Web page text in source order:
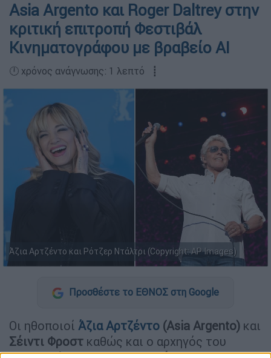
Asia Argento και Roger Daltrey στην
κριτική επιτροπή Φεστιβάλ
Κινηματογράφου με βραβείο AI
🕛 χρόνος ανάγνωσης: 1 λεπτό ┋
Άζια Αρτζέντο και Ρότζερ Ντάλτρι (Copyright: AP Images)
Προσθέστε το ΕΘΝΟΣ στη Google
Οι ηθοποιοί Άζια Αρτζέντο (Asia Argento) και
Σέιντι Φροστ καθώς και ο αρχηγός του